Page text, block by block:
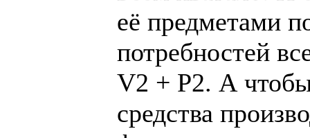
её предметами
потребностей
V2 + P2. А
средства